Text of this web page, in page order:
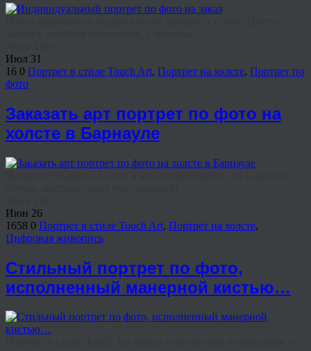
Июл 31
16 0 Портрет в стиле Touch Art, Портрет на холсте, Портрет по
фото
Заказать арт портрет по фото на
холсте в Барнауле
Июн 26
1658 0 Портрет в стиле Touch Art, Портрет на холсте,
Цифровая живопись
Стильный портрет по фото,
исполненный манерной кистью…